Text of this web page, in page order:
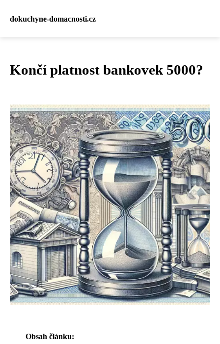
dokuchyne-domacnosti.cz
Končí platnost bankovek 5000?
Obsah článku: